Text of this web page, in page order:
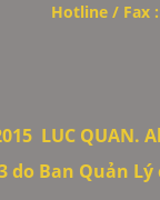
Hotline / Fax :
LUC QUAN.
do Ban Quản